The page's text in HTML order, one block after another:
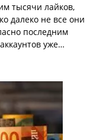
тысячи лайков,
далеко не все они
последним
уже
Кембриджского
рынок, а также
услуги
в этом процессе
именно через наши
проще?